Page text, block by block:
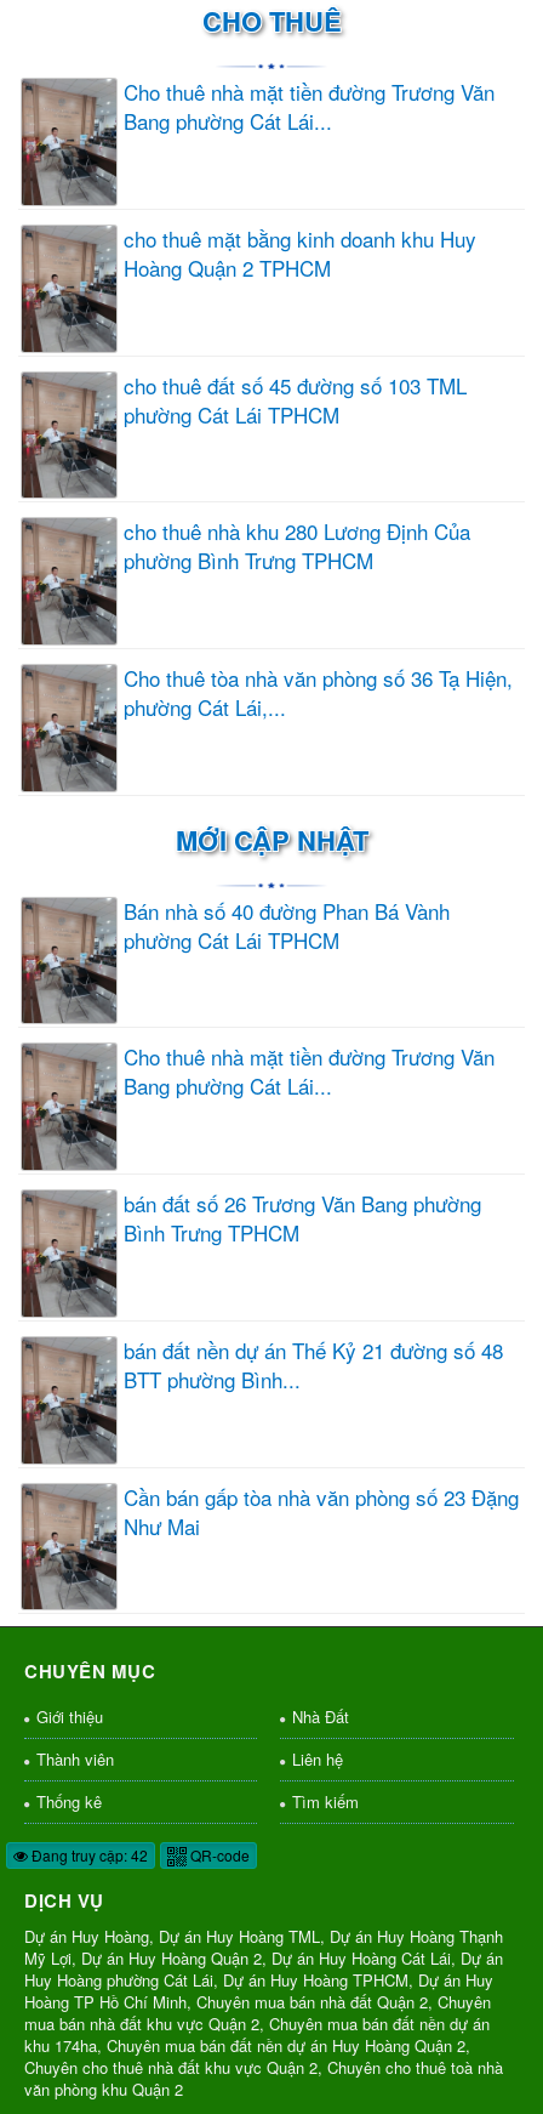
CHO THUÊ
Cho thuê nhà mặt tiền đường Trương Văn
Bang phường Cát Lái...
cho thuê mặt bằng kinh doanh khu Huy
Hoàng Quận 2 TPHCM
cho thuê đất số 45 đường số 103 TML
phường Cát Lái TPHCM
cho thuê nhà khu 280 Lương Định Của
phường Bình Trưng TPHCM
Cho thuê tòa nhà văn phòng số 36 Tạ Hiện,
phường Cát Lái,...
MỚI CẬP NHẬT
Bán nhà số 40 đường Phan Bá Vành
phường Cát Lái TPHCM
Cho thuê nhà mặt tiền đường Trương Văn
Bang phường Cát Lái...
bán đất số 26 Trương Văn Bang phường
Bình Trưng TPHCM
bán đất nền dự án Thế Kỷ 21 đường số 48
BTT phường Bình...
Cần bán gấp tòa nhà văn phòng số 23 Đặng
Như Mai
CHUYÊN MỤC
Giới thiệu
Nhà Đất
Thành viên
Liên hệ
Thống kê
Tìm kiếm
Đang truy cập: 42 QR-code
DỊCH VỤ
Dự án Huy Hoàng, Dự án Huy Hoàng TML, Dự án Huy Hoàng Thạnh
Mỹ Lợi, Dự án Huy Hoàng Quận 2, Dự án Huy Hoàng Cát Lái, Dự án
Huy Hoàng phường Cát Lái, Dự án Huy Hoàng TPHCM, Dự án Huy
Hoàng TP Hồ Chí Minh, Chuyên mua bán nhà đất Quận 2, Chuyên
mua bán nhà đất khu vực Quận 2, Chuyên mua bán đất nền dự án
khu 174ha, Chuyên mua bán đất nền dự án Huy Hoàng Quận 2,
Chuyên cho thuê nhà đất khu vực Quận 2, Chuyên cho thuê toà nhà
văn phòng khu Quận 2